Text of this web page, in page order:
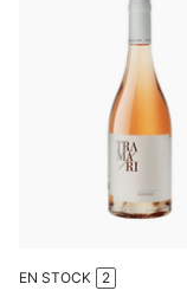
EN STOCK 2